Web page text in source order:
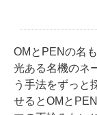
OMとPENの名
光ある名機のネ
う手法をずっと
せるとOMと